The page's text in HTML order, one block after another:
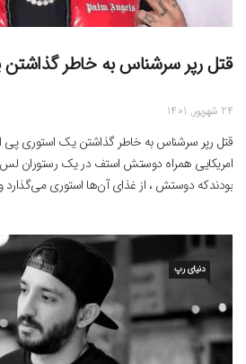
قتل رپر سرشناس به خاطر
24 شهریور, 1401
قتل رپر سرشناس به خاطر گذاشتن یک استوری پی
امریکایی همراه دوستش استف در یک رستوران
بودندکه دوستش ، از غذای آن‌ها استوری
دنیای رپ